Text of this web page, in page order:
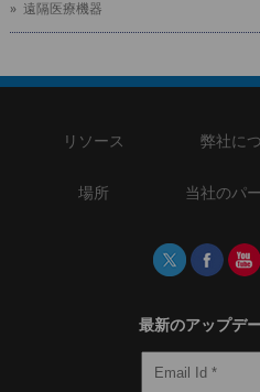
» 遠隔医療機器
リソース 弊社に
場所 当社のパ
最新のアップデ